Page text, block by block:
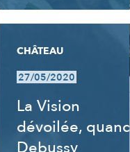
CHÂTEAU
27/05/2020
La Vision
dévoilée, quand
Debussy